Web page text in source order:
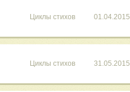
Циклы стихов 01.04.2015
Циклы стихов 31.05.2015